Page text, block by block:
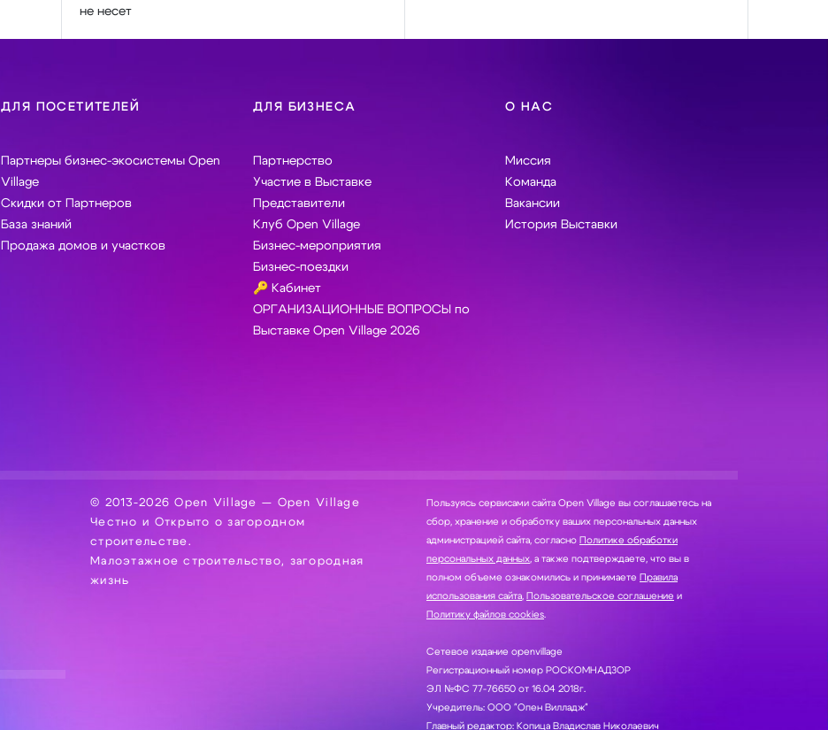
не несет
ДЛЯ ПОСЕТИТЕЛЕЙ
Партнеры бизнес-экосистемы Open
Village
Скидки от Партнеров
База знаний
Продажа домов и участков
ДЛЯ БИЗНЕСА
Партнерство
Участие в Выставке
Представители
Клуб Open Village
Бизнес-мероприятия
Бизнес-поездки
🔑 Кабинет
ОРГАНИЗАЦИОННЫЕ ВОПРОСЫ по
Выставке Open Village 2026
О НАС
Миссия
Команда
Вакансии
История Выставки
© 2013-2026 Open Village — Open Village
Честно и Открыто о загородном
строительстве.
Малоэтажное строительство, загородная
жизнь
Пользуясь сервисами сайта Open Village вы соглашаетесь на
сбор, хранение и обработку ваших персональных данных
администрацией сайта, согласно Политике обработки
персональных данных , а также подтверждаете, что вы в
полном объеме ознакомились и принимаете Правила
использования сайта Пользовательское соглашение и
Политику файлов cookies.
Сетевое издание openvillage
Регистрационный номер РОСКОМНАДЗОР
ЭЛ №ФС 77-76650 от 16.04 2018г.
Учредитель: ООО "Опен Вилладж"
Главный редактор: Копица Владислав Николаевич